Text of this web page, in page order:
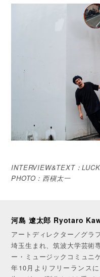
INTERVIEW&TEXT：
PHOTO：西槇太一
河島 遼太郎 Ryotaro
アートディレクター／グラ
埼玉生まれ、筑波大学芸術
ー・ミュージックコミュニ
年10月よりフリーランス